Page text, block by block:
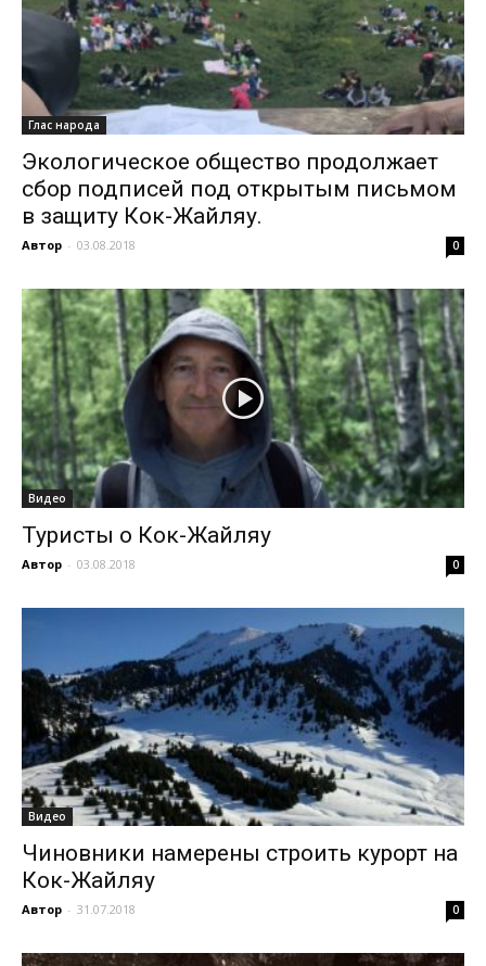
Глас народа
Экологическое общество продолжает
сбор подписей под открытым письмом
в защиту Кок-Жайляу.
Автор - 03.08.2018 0
Видео
Туристы о Кок-Жайляу
Автор - 03.08.2018 0
Видео
Чиновники намерены строить курорт на
Кок-Жайляу
Автор - 31.07.2018 0